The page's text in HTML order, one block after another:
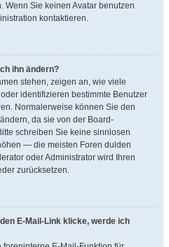
Wenn Sie keinen Avatar benutzen
kontaktieren.
ihn ändern?
stehen, zeigen an, wie viele
identifizieren bestimmte Benutzer
Normalerweise können Sie den
da sie von der Board-
schreiben Sie keine sinnlosen
— die meisten Foren dulden
oder Administrator wird Ihren
zurücksetzen.
E-Mail-Link klicke, werde ich